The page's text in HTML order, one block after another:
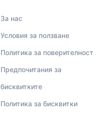
За нас
Условия за ползване
Политика за поверителност
Предпочитания за
бисквитките
Политика за бисквитки